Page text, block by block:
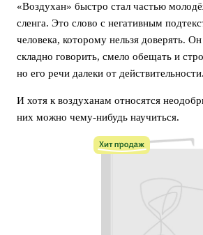
«Воздухан» быстро стал частью
сленга. Это слово с негативным
человека, которому нельзя доверять.
складно говорить, смело обещать и
но его речи далеки от действительности.
И хотя к воздуханам относятся
них можно чему-нибудь научиться.